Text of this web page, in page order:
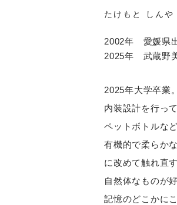
たけもと しんや
2002年 愛媛県
2025年 武蔵野
2025年大学卒業
内装設計を行っ
ペットボトルな
有機的で柔らか
に改めて触れ直
自然体なものが好
記憶のどこかに